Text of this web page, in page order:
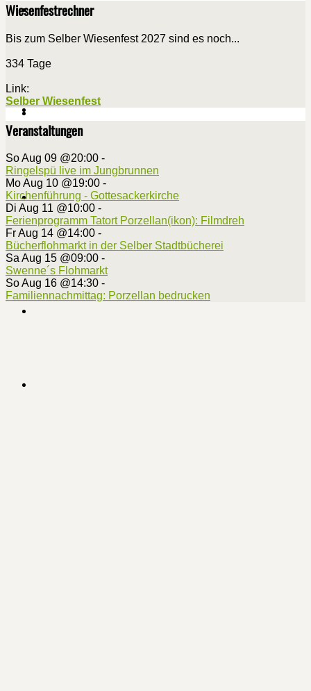
Wiesenfestrechner
Bis zum Selber Wiesenfest 2027 sind es noch...
334 Tage
Link:
Selber Wiesenfest
Veranstaltungen
So Aug 09 @20:00 -
Ringelspü live im Jungbrunnen
Mo Aug 10 @19:00 -
Kirchenführung - Gottesackerkirche
Di Aug 11 @10:00 -
Ferienprogramm Tatort Porzellan(ikon): Filmdreh
Fr Aug 14 @14:00 -
Bücherflohmarkt in der Selber Stadtbücherei
Sa Aug 15 @09:00 -
Swenne´s Flohmarkt
So Aug 16 @14:30 -
Familiennachmittag: Porzellan bedrucken